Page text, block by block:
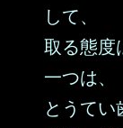
して、
取る態度
一つは、
とうてい